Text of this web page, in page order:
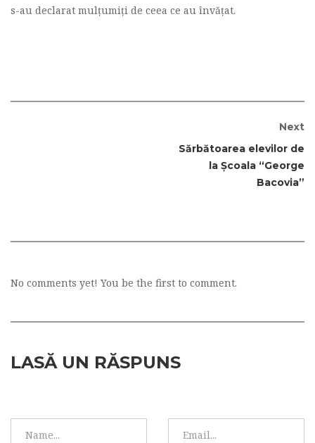
s-au declarat mulțumiți de ceea ce au învățat.
Next
Sărbătoarea elevilor de
la Școala “George
Bacovia”
No comments yet! You be the first to comment.
LASĂ UN RĂSPUNS